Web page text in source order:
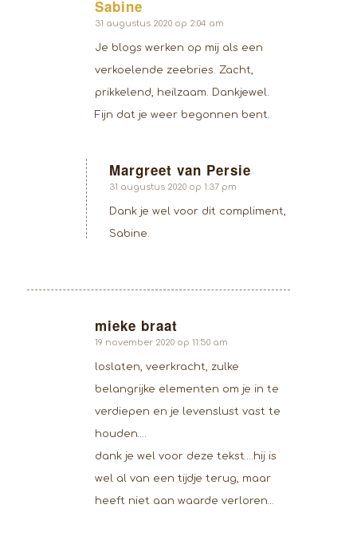
Sabine
zegt:
31 augustus 2020 op 2:04 am
Je blogs werken op mij als een
verkoelende zeebries. Zacht,
prikkelend, heilzaam. Dankjewel.
Fijn dat je weer begonnen bent.
Margreet van Persie
zegt:
31 augustus 2020 op 1:37 pm
Dank je wel voor dit compliment,
Sabine.
mieke braat
zegt:
19 november 2020 op 11:50 am
loslaten, veerkracht, zulke
belangrijke elementen om je in te
verdiepen en je levenslust vast te
houden….
dank je wel voor deze tekst….hij is
wel al van een tijdje terug, maar
heeft niet aan waarde verloren…